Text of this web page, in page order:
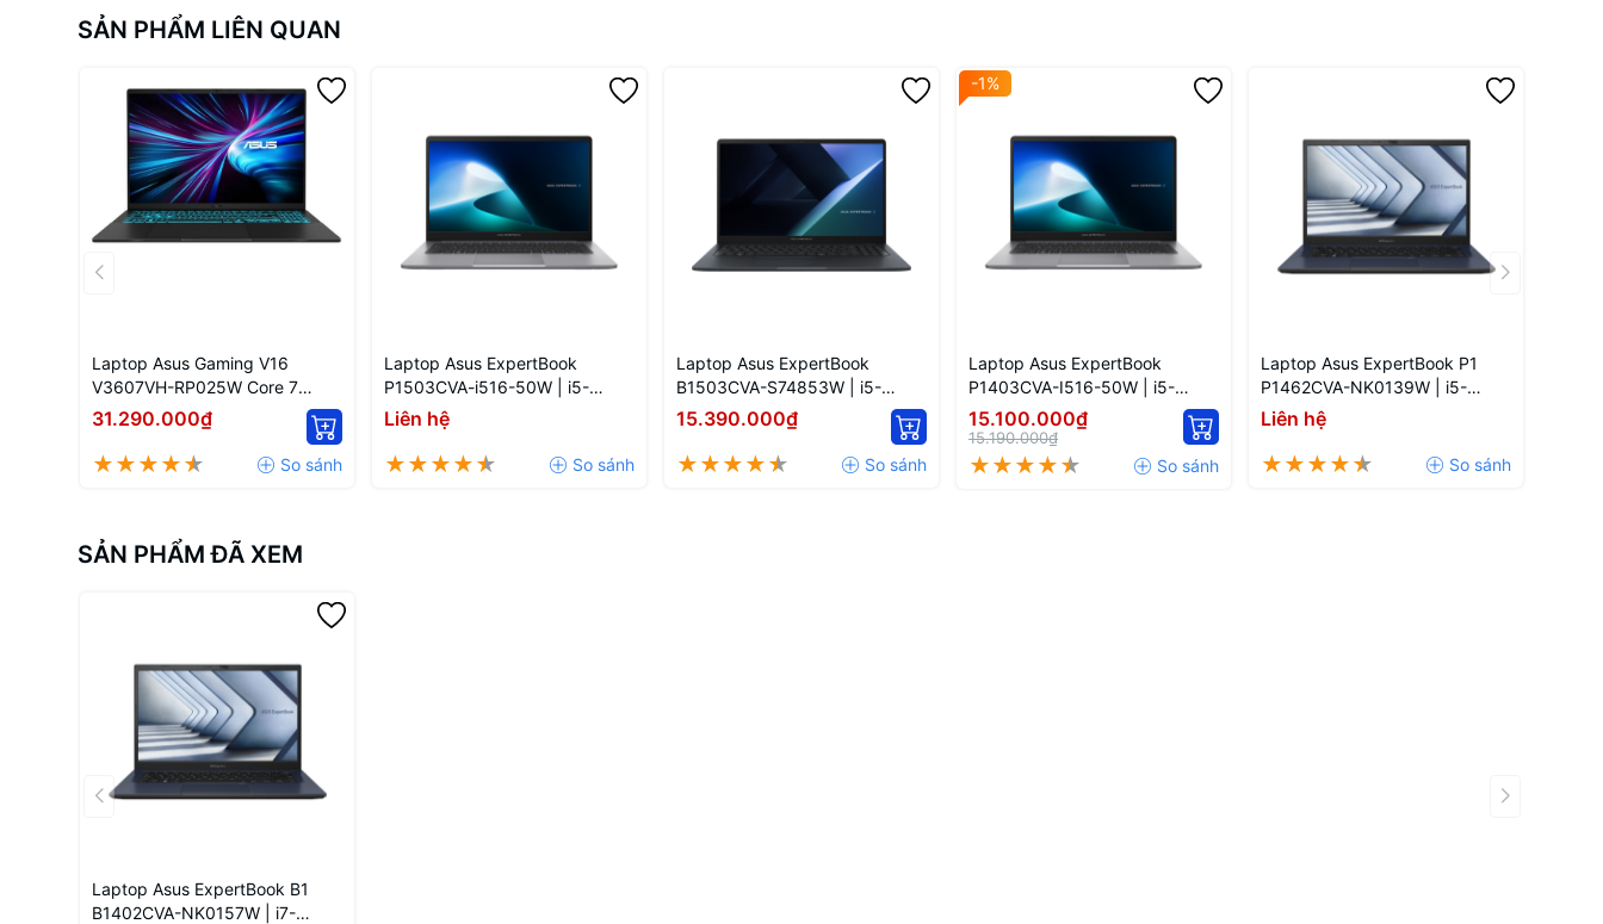
Phần mềm có sẵn MyASUS; McAfee
1x USB 2.0 Type-A; 1x USB 3.2 Gen 1 Type-A; 1x
USB 3.2 Gen 1 Type-C (support power
delivery); 1x USB 3.2 Gen 2 Type-C (support
display / power delivery); 1x HDMI 1.4 (up to
1920x1080/60Hz); 1x 3.5mm Combo Audio
Jack; 1x RJ45 Gigabit Ethernet
SẢN PHẨM LIÊN QUAN
Laptop Asus Gaming V16
V3607VH-RP025W Core 7
240H
/AI/16GB/512GB/16"WUXGA/
Nvidia GeForce RTX5050
31.290.000₫
Laptop Asus ExpertBook
P1503CVA-i516-50W | i5-
13420H | 16GB | 15.6'' FHD
Liên hệ
Laptop Asus ExpertBook
B1503CVA-S74853W | i5-
1334U | 16GB | 15.6'' FHD
15.390.000₫
-1%
Laptop Asus ExpertBook
P1403CVA-I516-50W | i5-
13420H | 16GB | 512GB | 14''
FHD
15.100.000₫
15.190.000₫
Laptop Asus ExpertBook P1
P1462CVA-NK0139W | i5-
1335U | 8GB | 14'' FHD
Liên hệ
SẢN PHẨM ĐÃ XEM
Laptop Asus ExpertBook B1
B1402CVA-NK0157W | i7-